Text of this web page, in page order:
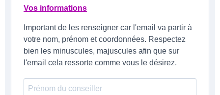
Vos informations
Important de les renseigner car l'email va partir à
votre nom, prénom et coordonnées. Respectez
bien les minuscules, majuscules afin que sur
l'email cela ressorte comme vous le désirez.